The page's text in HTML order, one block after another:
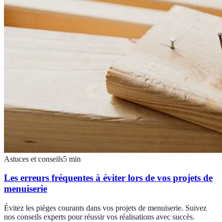
Astuces et conseils5 min
Les erreurs fréquentes à éviter lors de vos projets de
menuiserie
Évitez les pièges courants dans vos projets de menuiserie. Suivez
nos conseils experts pour réussir vos réalisations avec succès.